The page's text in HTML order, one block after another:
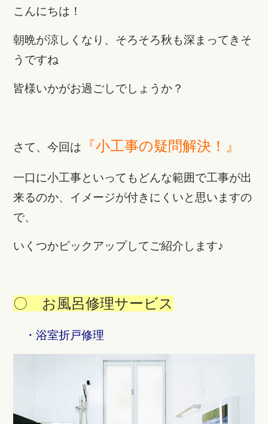
こんにちは！
朝晩が涼しくなり、そろそろ秋も深まってきそ
うですね
皆様いかがお過ごしでしょうか？
さて、今回は 『小工事の疑問解決！』
一口に小工事といってもどんな範囲で工事が出
来るのか、イメージが付きにくいと思いますの
で、
いくつかピックアップしてご紹介します♪
〇 お風呂修理サービス
・浴室折戸修理